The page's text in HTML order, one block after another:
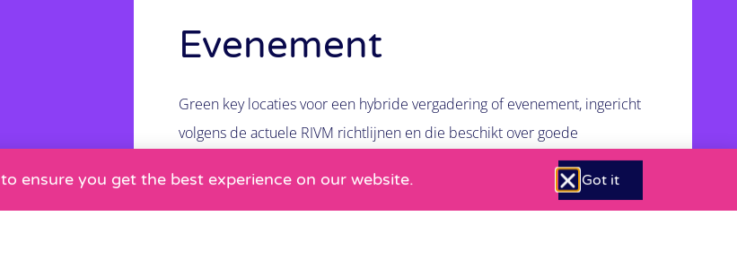
Evenement
Green key locaties voor een hybride vergadering of evenement, ingericht
volgens de actuele RIVM richtlijnen en die beschikt over goede
basisfaciliteiten is een pré. Eén partner in MICE & Travel die je zowel kan
ondersteunen met het zoeken, boeken én betalen van green-key locaties,
ensure you get the best experience on our website. Got it